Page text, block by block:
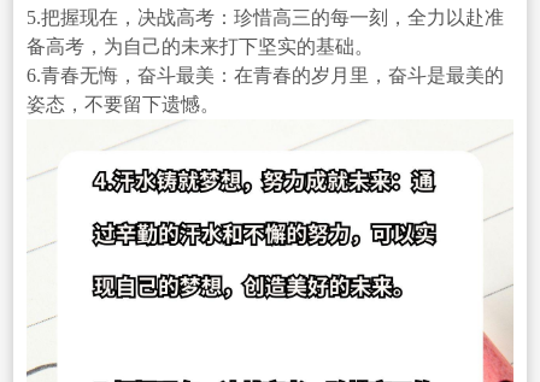
5.把握现在，决战高考：珍惜高三的每一刻，全力以赴准
备高考，为自己的未来打下坚实的基础。
6.青春无悔，奋斗最美：在青春的岁月里，奋斗是最美的
姿态，不要留下遗憾。